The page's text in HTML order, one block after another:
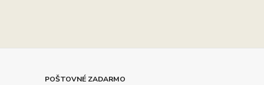
POŠTOVNÉ ZADARMO